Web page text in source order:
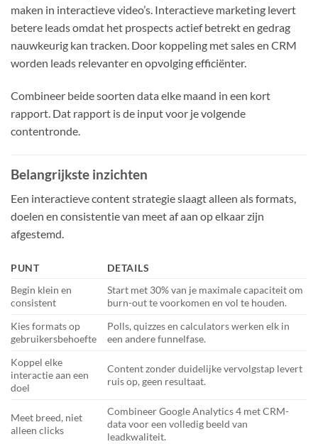
maken in interactieve video’s. Interactieve marketing levert
betere leads omdat het prospects actief betrekt en gedrag
nauwkeurig kan tracken. Door koppeling met sales en CRM
worden leads relevanter en opvolging efficiënter.
Combineer beide soorten data elke maand in een kort
rapport. Dat rapport is de input voor je volgende
contentronde.
Belangrijkste inzichten
Een interactieve content strategie slaagt alleen als formats,
doelen en consistentie van meet af aan op elkaar zijn
afgestemd.
PUNT
DETAILS
Begin klein en
consistent
Start met 30% van je maximale capaciteit om
burn-out te voorkomen en vol te houden.
Kies formats op
gebruikersbehoefte
Polls, quizzes en calculators werken elk in
een andere funnelfase.
Koppel elke
interactie aan een
doel
Content zonder duidelijke vervolgstap levert
ruis op, geen resultaat.
Meet breed, niet
alleen clicks
Combineer Google Analytics 4 met CRM-
data voor een volledig beeld van
leadkwaliteit.